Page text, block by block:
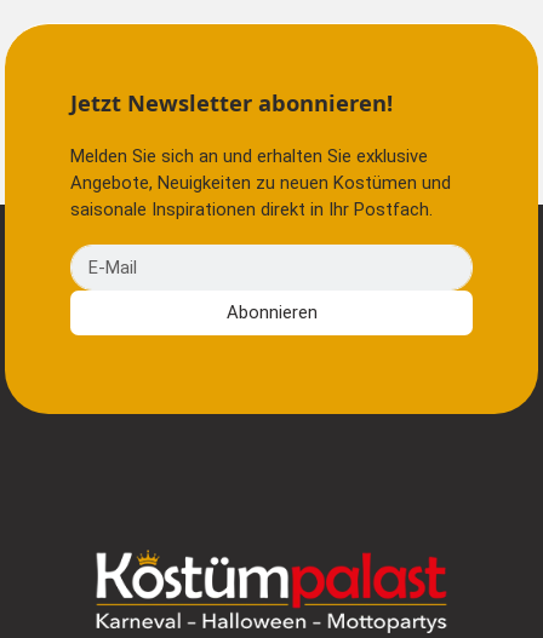
Jetzt Newsletter abonnieren!
Melden Sie sich an und erhalten Sie exklusive
Angebote, Neuigkeiten zu neuen Kostümen und
saisonale Inspirationen direkt in Ihr Postfach.
E-Mail
Abonnieren